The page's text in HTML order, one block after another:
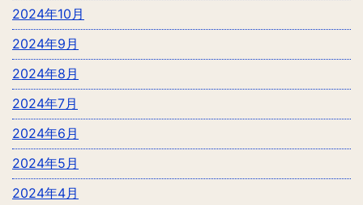
2024年10月
2024年9月
2024年8月
2024年7月
2024年6月
2024年5月
2024年4月